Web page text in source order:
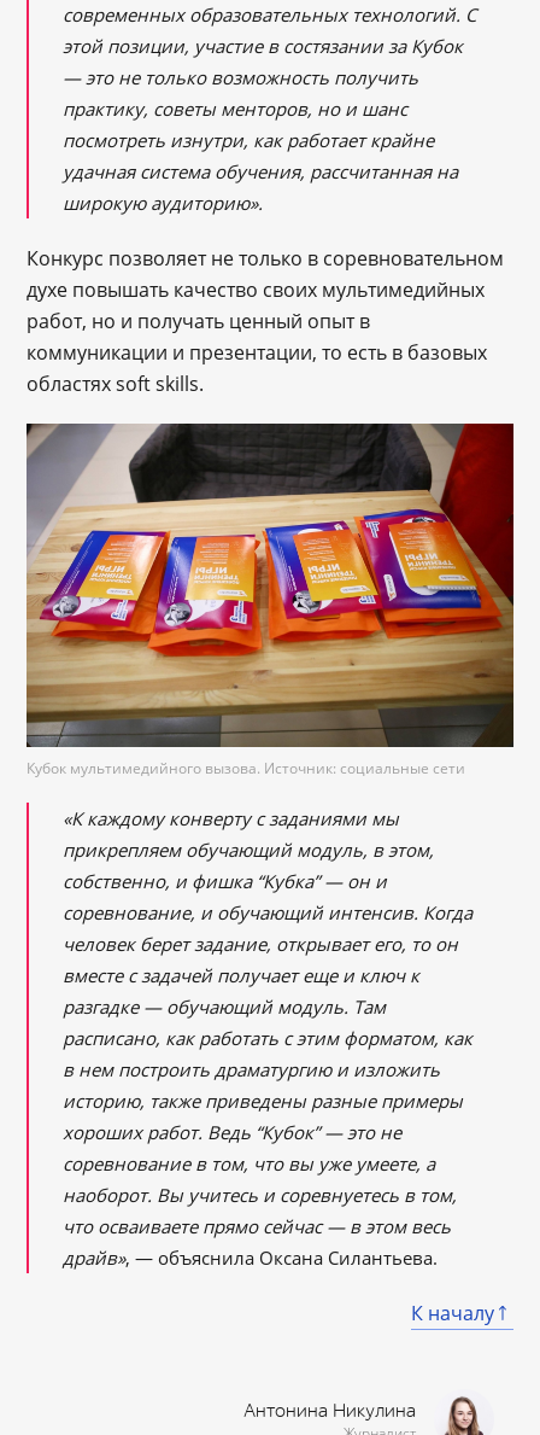
современных образовательных технологий. С
этой позиции, участие в состязании за Кубок
— это не только возможность получить
практику, советы менторов, но и шанс
посмотреть изнутри, как работает крайне
удачная система обучения, рассчитанная на
широкую аудиторию».
Конкурс позволяет не только в соревновательном
духе повышать качество своих мультимедийных
работ, но и получать ценный опыт в
коммуникации и презентации, то есть в базовых
областях soft skills.
Кубок мультимедийного вызова. Источник: социальные сети
«К каждому конверту с заданиями мы
прикрепляем обучающий модуль, в этом,
собственно, и фишка “Кубка” — он и
соревнование, и обучающий интенсив. Когда
человек берет задание, открывает его, то он
вместе с задачей получает еще и ключ к
разгадке — обучающий модуль. Там
расписано, как работать с этим форматом, как
в нем построить драматургию и изложить
историю, также приведены разные примеры
хороших работ. Ведь “Кубок” — это не
соревнование в том, что вы уже умеете, а
наоборот. Вы учитесь и соревнуетесь в том,
что осваиваете прямо сейчас — в этом весь
драйв», — объяснила Оксана Силантьева.
К началу
Антонина Никулина